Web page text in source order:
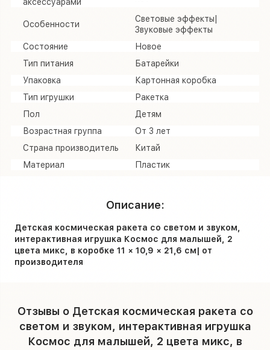
Особенности
Световые эффекты|
Звуковые эффекты
Состояние
Новое
Тип питания
Батарейки
Упаковка
Картонная коробка
Тип игрушки
Ракетка
Пол
Детям
Возрастная группа
От 3 лет
Страна производитель
Китай
Материал
Пластик
Описание:
Детская космическая ракета со светом и звуком,
интерактивная игрушка Космос для малышей, 2
цвета микс, в коробке 11 × 10,9 × 21,6 см| от
производителя
Отзывы о Детская космическая ракета со
светом и звуком, интерактивная игрушка
Космос для малышей, 2 цвета микс, в